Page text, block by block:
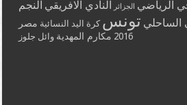
الرياضي الجزائر النادي الافريقي النجم
الساحلي تونس كرة اليد النسائية مصر
2016 مكارم المهدية وائل جلوز